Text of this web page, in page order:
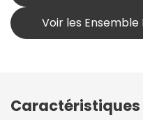
Voir les
Caractéristiques